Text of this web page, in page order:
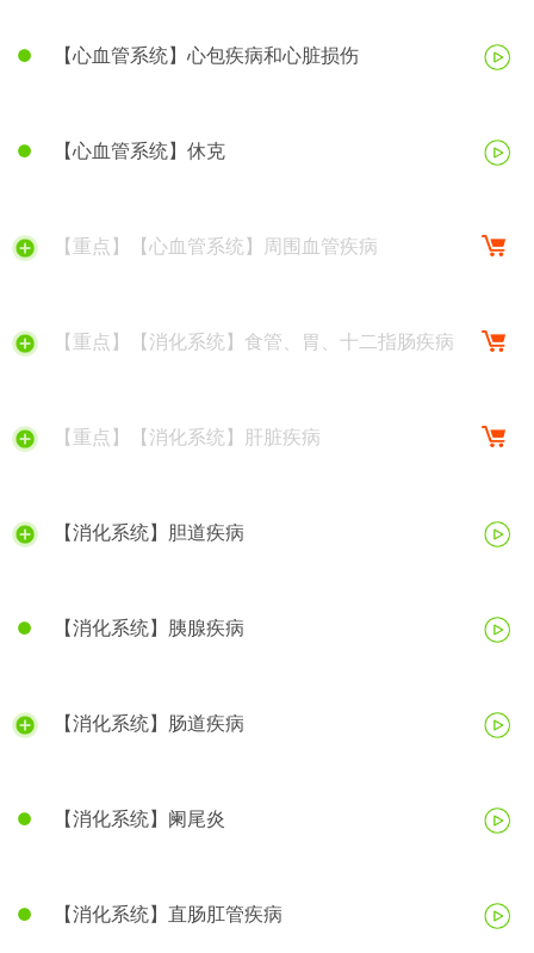
【心血管系统】心包疾病和心脏损伤
【心血管系统】休克
【重点】【心血管系统】周围血管疾病
【重点】【消化系统】食管、胃、十二指肠疾病
【重点】【消化系统】肝脏疾病
【消化系统】胆道疾病
【消化系统】胰腺疾病
【消化系统】肠道疾病
【消化系统】阑尾炎
【消化系统】直肠肛管疾病